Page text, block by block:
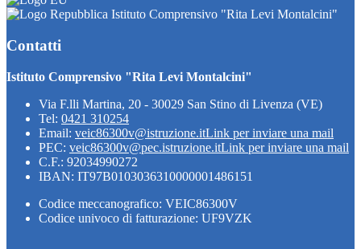
Istituto Comprensivo "Rita Levi Montalcini"
Contatti
Istituto Comprensivo "Rita Levi Montalcini"
Via F.lli Martina, 20 - 30029 San Stino di Livenza (VE)
Tel: 0421 310254
Email: veic86300v@istruzione.itLink per inviare una mail
PEC: veic86300v@pec.istruzione.itLink per inviare una mail
C.F.: 92034990272
IBAN: IT97B0103036310000001486151
Codice meccanografico: VEIC86300V
Codice univoco di fatturazione: UF9VZK